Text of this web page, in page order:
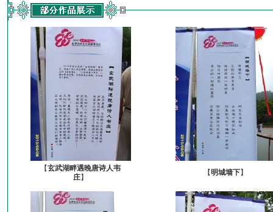
【玄武湖畔遇晚唐诗人韦
庄】
【明城墙下】